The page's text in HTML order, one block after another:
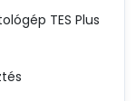
TES Plus